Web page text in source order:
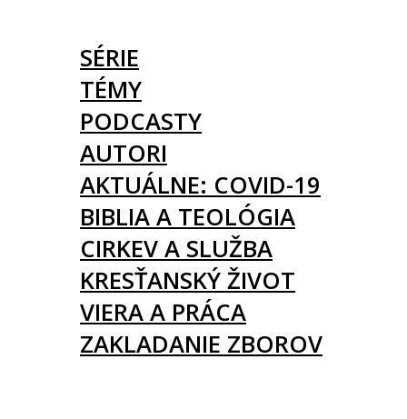
SÉRIE
TÉMY
PODCASTY
AUTORI
AKTUÁLNE: COVID-19
BIBLIA A TEOLÓGIA
CIRKEV A SLUŽBA
KRESŤANSKÝ ŽIVOT
VIERA A PRÁCA
ZAKLADANIE ZBOROV